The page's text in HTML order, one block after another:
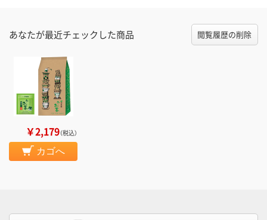
あなたが最近チェックした商品 閲覧履歴の削除
￥2,179（税込）
カゴへ